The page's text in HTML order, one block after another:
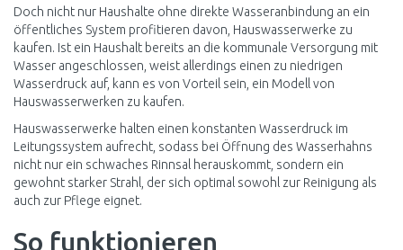
Doch nicht nur Haushalte ohne direkte Wasseranbindung an ein
öffentliches System profitieren davon, Hauswasserwerke zu
kaufen. Ist ein Haushalt bereits an die kommunale Versorgung mit
Wasser angeschlossen, weist allerdings einen zu niedrigen
Wasserdruck auf, kann es von Vorteil sein, ein Modell von
Hauswasserwerken zu kaufen.
Hauswasserwerke halten einen konstanten Wasserdruck im
Leitungssystem aufrecht, sodass bei Öffnung des Wasserhahns
nicht nur ein schwaches Rinnsal herauskommt, sondern ein
gewohnt starker Strahl, der sich optimal sowohl zur Reinigung als
auch zur Pflege eignet.
So funktionieren